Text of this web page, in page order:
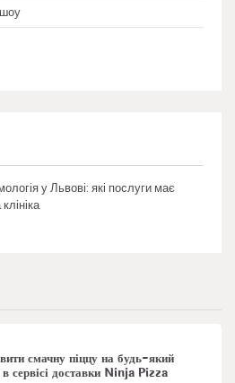
у Львові: які послуги має
смачну піццу на будь-який
сервісі доставки Ninja Pizza